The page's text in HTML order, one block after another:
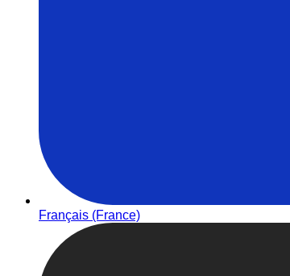
Français (France)